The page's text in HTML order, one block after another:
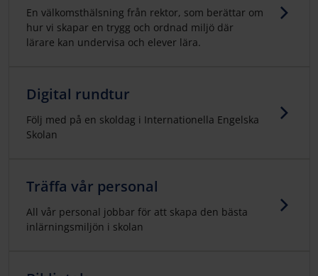
En välkomsthälsning från rektor, som berättar om
hur vi skapar en trygg och ordnad miljö där
lärare kan undervisa och elever lära.
Digital rundtur
Följ med på en skoldag i Internationella Engelska
Skolan
Träffa vår personal
All vår personal jobbar för att skapa den bästa
inlärningsmiljön i skolan